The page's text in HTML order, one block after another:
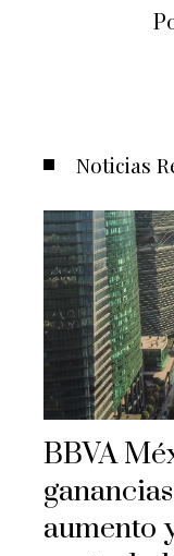
Noticias
BBVA
aumento